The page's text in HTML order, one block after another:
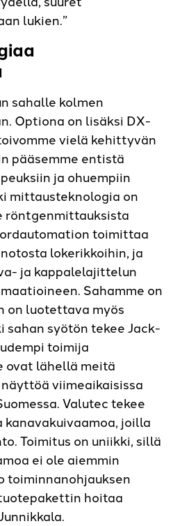
lukien.”
sahalle kolmen
Optiona on lisäksi DX-
vielä kehittyvän
pääsemme entistä
ja ohuempiin
mittausteknologia on
röntgenmittauksista
toimittaa
lokerikkoihin, ja
ja kappalelajittelun
Sahamme on
on luotettava myös
sahan syötön tekee Jack-
toimija
ovat lähellä meitä
viimeaikaisissa
Valutec tekee
joilla
Toimitus on uniikki, sillä
ei ole aiemmin
toiminnanohjauksen
hoitaa